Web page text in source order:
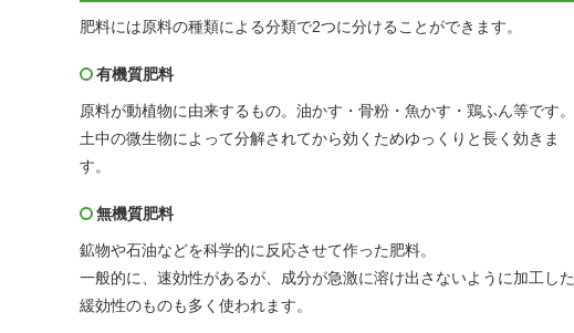
肥料には原料の種類による分類で2つに分けることができます。
有機質肥料
原料が動植物に由来するもの。油かす・骨粉・魚かす・鶏ふん等です。
土中の微生物によって分解されてから効くためゆっくりと長く効きま
す。
無機質肥料
鉱物や石油などを科学的に反応させて作った肥料。
一般的に、速効性があるが、成分が急激に溶け出さないように加工した
緩効性のものも多く使われます。